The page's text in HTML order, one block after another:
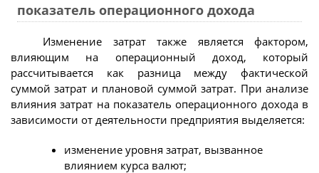
показатель операционного дохода
Изменение затрат также является фактором,
влияющим на операционный доход, который
рассчитывается как разница между фактической
суммой затрат и плановой суммой затрат. При анализе
влияния затрат на показатель операционного дохода в
зависимости от деятельности предприятия выделяется:
изменение уровня затрат, вызванное
влиянием курса валют;